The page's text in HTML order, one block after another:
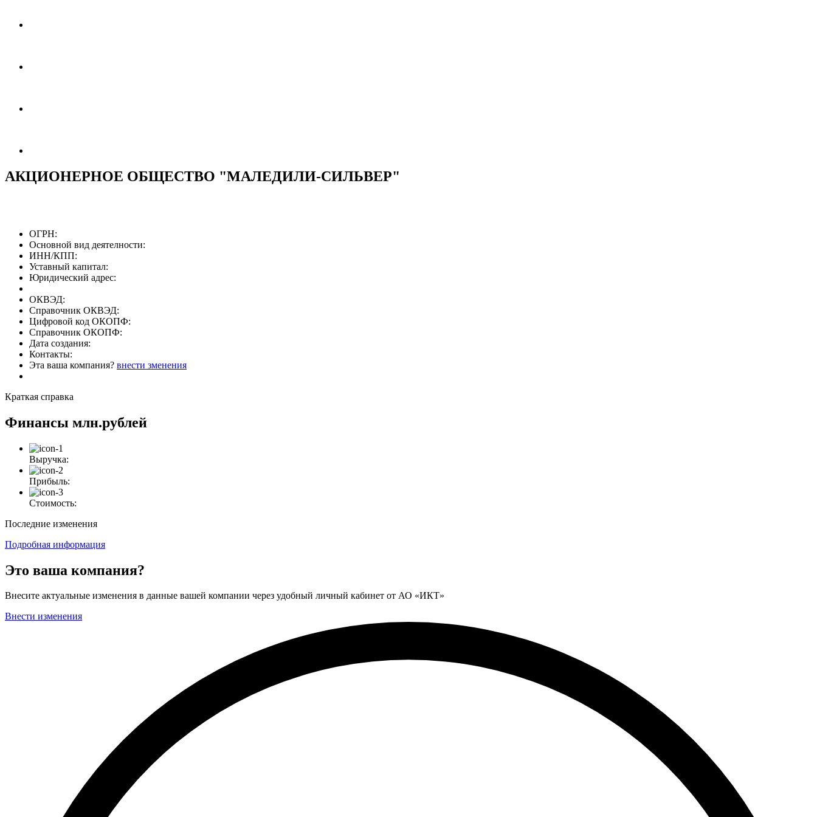
АКЦИОНЕРНОЕ ОБЩЕСТВО "МАЛЕДИЛИ-СИЛЬВЕР"
ОГРН:
Основной вид деятелности:
ИНН/КПП:
Уставный капитал:
Юридический адрес:
ОКВЭД:
Справочник ОКВЭД:
Цифровой код ОКОПФ:
Справочник ОКОПФ:
Дата создания:
Контакты:
Эта ваша компания? внести зменения
Краткая справка
Финансы млн.рублей
Выручка:
Прибыль:
Стоимость:
Последние изменения
Подробная информация
Это ваша компания?
Внесите актуальные изменения в данные вашей компании через удобный личный кабинет от АО «ИКТ»
Внести изменения